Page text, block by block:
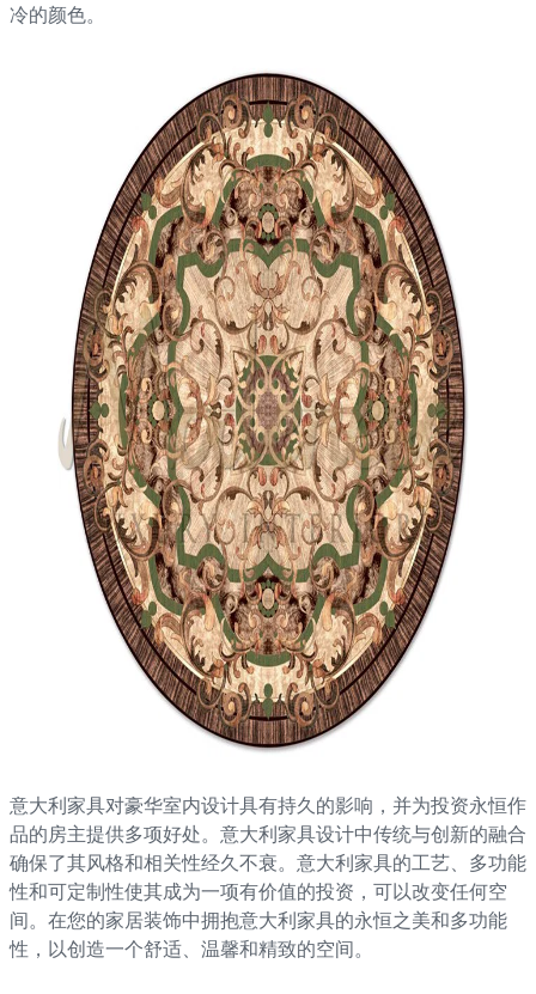
冷的颜色。
意大利家具对豪华室内设计具有持久的影响，并为投资永恒作
品的房主提供多项好处。意大利家具设计中传统与创新的融合
确保了其风格和相关性经久不衰。意大利家具的工艺、多功能
性和可定制性使其成为一项有价值的投资，可以改变任何空
间。在您的家居装饰中拥抱意大利家具的永恒之美和多功能
性，以创造一个舒适、温馨和精致的空间。